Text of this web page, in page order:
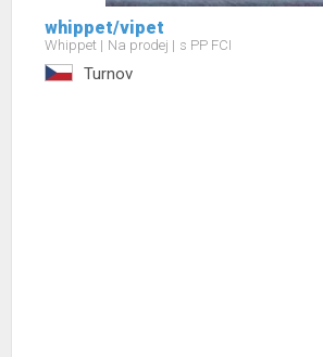
whippet/vipet
Whippet Na prodej s PP FCI
Turnov